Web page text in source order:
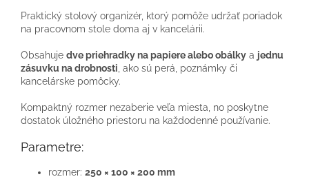
Praktický stolový organizér, ktorý pomôže udržať poriadok
na pracovnom stole doma aj v kancelárii.
Obsahuje dve priehradky na papiere alebo obálky a jednu
zásuvku na drobnosti, ako sú perá, poznámky či
kancelárske pomôcky.
Kompaktný rozmer nezaberie veľa miesta, no poskytne
dostatok úložného priestoru na každodenné používanie.
Parametre:
rozmer: 250 × 100 × 200 mm